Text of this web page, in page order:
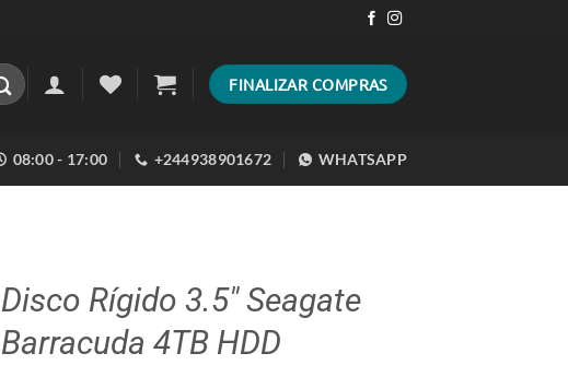
FINALIZAR COMPRAS
08:00 - 17:00 +244938901672 WHATSAPP
Disco Rígido 3.5″ Seagate
Barracuda 4TB HDD